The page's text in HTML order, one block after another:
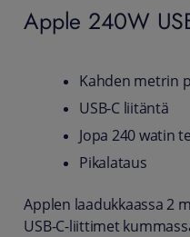
Apple 240W
Kahden metrin
USB-C liitäntä
Jopa 240 watin
Pikalataus
Applen laadukkaassa 2
USB-C-liittimet